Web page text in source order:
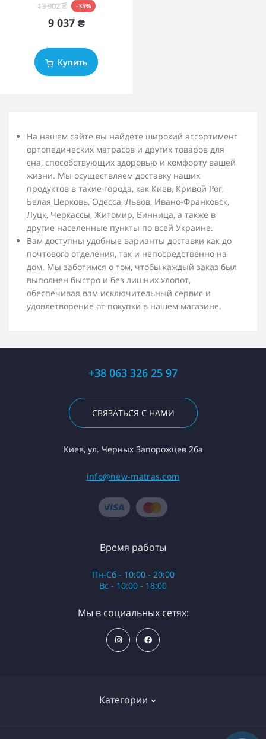
13 902 ₴ -35%
9 037 ₴
Купить
На нашем сайте вы найдёте широкий ассортимент
ортопедических матрасов и других товаров для
сна, способствующих здоровью и комфорту вашей
жизни. Мы осуществляем доставку наших
продуктов в такие города, как Киев, Кривой Рог,
Белая Церковь, Одесса, Львов, Ивано-Франковск,
Луцк, Черкассы, Житомир, Винница, а также в
другие населенные пункты по всей Украине.
Вам доступны удобные варианты доставки как до
почтового отделения, так и непосредственно на
дом. Мы заботимся о том, чтобы каждый заказ был
выполнен быстро и без лишних хлопот,
обеспечивая вам исключительный сервис и
удовлетворение от покупки в нашем магазине.
+38 063 326 25 97
СВЯЗАТЬСЯ С НАМИ
Киев, ул. Черных Запорожцев 26а
info@new-matras.com
Категории
Время работы
Пн-Сб - 10:00 - 20:00
Вс - 10:00 - 18:00
Мы в социальных сетях: